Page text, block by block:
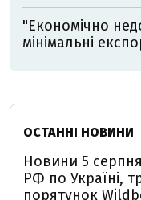
"Економічно
мінімальні
ОСТАННІ НОВИНИ
Новини 5
РФ по Україні,
порятунок